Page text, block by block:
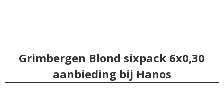
Grimbergen Blond sixpack 6x0,30
aanbieding bij Hanos